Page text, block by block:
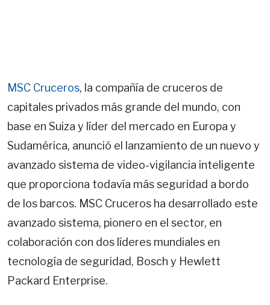
MSC Cruceros, la compañía de cruceros de
capitales privados más grande del mundo, con
base en Suiza y líder del mercado en Europa y
Sudamérica, anunció el lanzamiento de un nuevo y
avanzado sistema de video-vigilancia inteligente
que proporciona todavía más seguridad a bordo
de los barcos. MSC Cruceros ha desarrollado este
avanzado sistema, pionero en el sector, en
colaboración con dos líderes mundiales en
tecnología de seguridad, Bosch y Hewlett
Packard Enterprise.